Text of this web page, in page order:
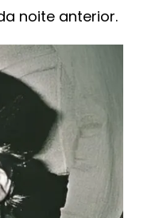
noite anterior.